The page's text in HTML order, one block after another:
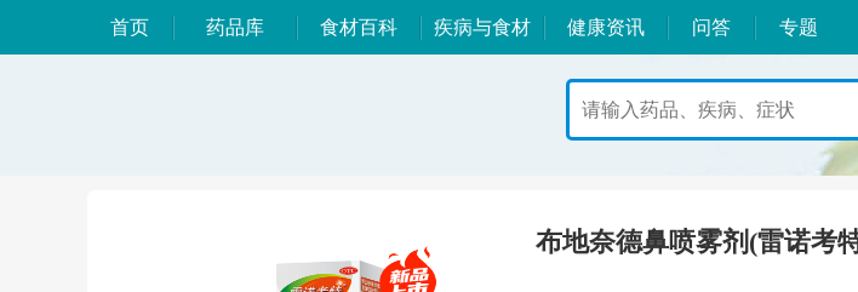
首页 药品库 食材百科 疾病与食材 健康资讯 问答 专题
布地奈德鼻喷雾剂(雷诺考